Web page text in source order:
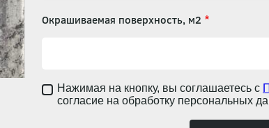
Окрашиваемая поверхность, м2
Нажимая на кнопку, вы соглашаетесь с
согласие на обработку персональных